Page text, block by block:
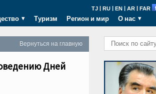
TJ | RU | EN | AR | FAR
Туризм Регион и мир О нас
Вернуться на главную
Дней